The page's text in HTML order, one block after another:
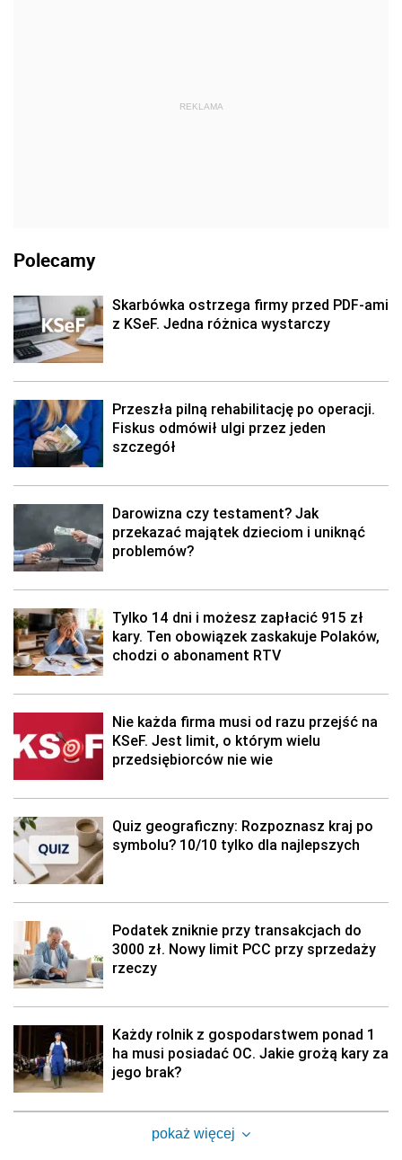
REKLAMA
Polecamy
Skarbówka ostrzega firmy przed PDF-ami
z KSeF. Jedna różnica wystarczy
Przeszła pilną rehabilitację po operacji.
Fiskus odmówił ulgi przez jeden
szczegół
Darowizna czy testament? Jak
przekazać majątek dzieciom i uniknąć
problemów?
Tylko 14 dni i możesz zapłacić 915 zł
kary. Ten obowiązek zaskakuje Polaków,
chodzi o abonament RTV
Nie każda firma musi od razu przejść na
KSeF. Jest limit, o którym wielu
przedsiębiorców nie wie
Quiz geograficzny: Rozpoznasz kraj po
symbolu? 10/10 tylko dla najlepszych
Podatek zniknie przy transakcjach do
3000 zł. Nowy limit PCC przy sprzedaży
rzeczy
Każdy rolnik z gospodarstwem ponad 1
ha musi posiadać OC. Jakie grożą kary za
jego brak?
pokaż więcej